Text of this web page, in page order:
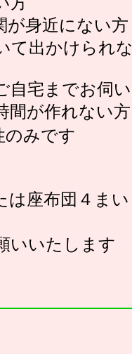
身近にない方
て出かけら
自宅までお伺
が作れない
みです
座布団４まい
いいたします